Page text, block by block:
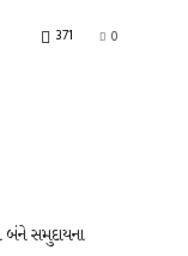
0
371
બંને સમુદાયના